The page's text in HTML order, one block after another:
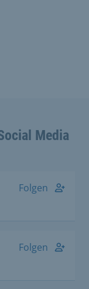
Media
Folgen
Folgen